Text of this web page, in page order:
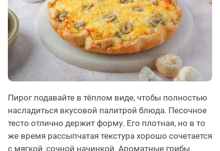
Пирог подавайте в тёплом виде, чтобы полностью
насладиться вкусовой палитрой блюда. Песочное
тесто отлично держит форму. Его плотная, но в то
же время рассыпчатая текстура хорошо сочетается
с мягкой, сочной начинкой. Ароматные грибы